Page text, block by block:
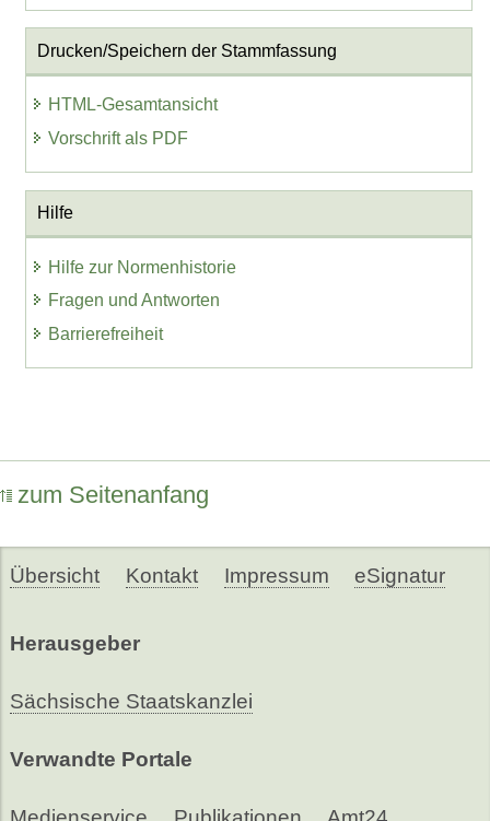
Drucken/Speichern der Stammfassung
HTML-Gesamtansicht
Vorschrift als PDF
Hilfe
Hilfe zur Normenhistorie
Fragen und Antworten
Barrierefreiheit
zum Seitenanfang
Übersicht Kontakt Impressum eSignatur
Herausgeber
Sächsische Staatskanzlei
Verwandte Portale